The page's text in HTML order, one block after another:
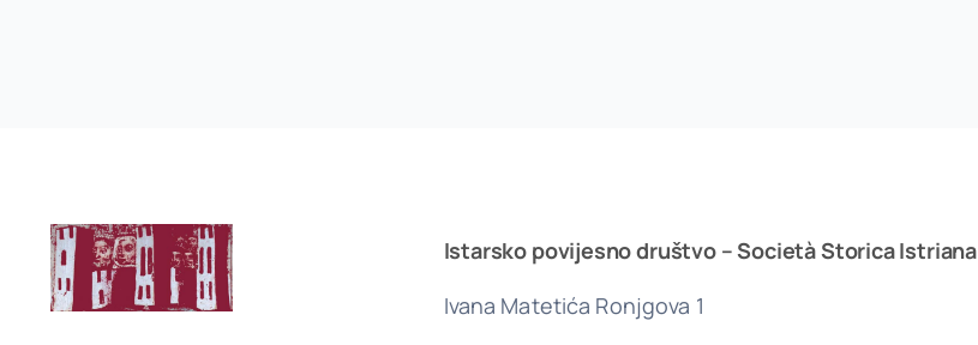
Istarsko povijesno društvo – Società Storica Istriana
Ivana Matetića Ronjgova 1